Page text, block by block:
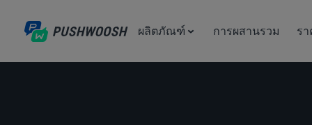
ผลิตภัณฑ์ การผสานรวม ร